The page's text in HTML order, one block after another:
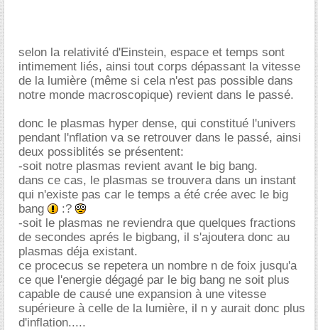
selon la relativité d'Einstein, espace et temps sont
intimement liés, ainsi tout corps dépassant la vitesse
de la lumière (même si cela n'est pas possible dans
notre monde macroscopique) revient dans le passé.
donc le plasmas hyper dense, qui constitué l'univers
pendant l'nflation va se retrouver dans le passé, ainsi
deux possiblités se présentent:
-soit notre plasmas revient avant le big bang.
dans ce cas, le plasmas se trouvera dans un instant
qui n'existe pas car le temps a été crée avec le big
bang
:?
-soit le plasmas ne reviendra que quelques fractions
de secondes aprés le bigbang, il s'ajoutera donc au
plasmas déja existant.
ce procecus se repetera un nombre n de foix jusqu'a
ce que l'energie dégagé par le big bang ne soit plus
capable de causé une expansion à une vitesse
supérieure à celle de la lumière, il n y aurait donc plus
d'inflation.....